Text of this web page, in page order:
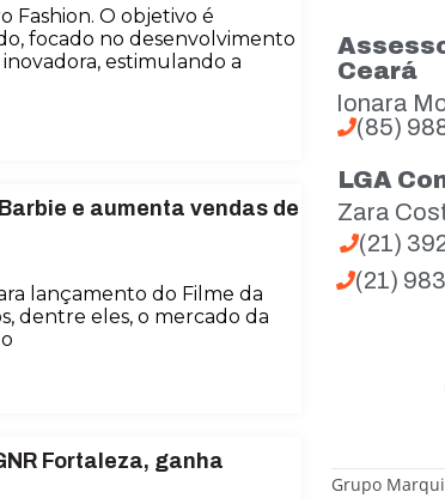
Fashion. O objetivo é
focado no desenvolvimento
estimulando a
e aumenta vendas de
lançamento do Filme da
dentre eles, o mercado da
Fortaleza, ganha
Ceará
Ionara
(85)
LGA
Zara
(21)
(21)
Grupo